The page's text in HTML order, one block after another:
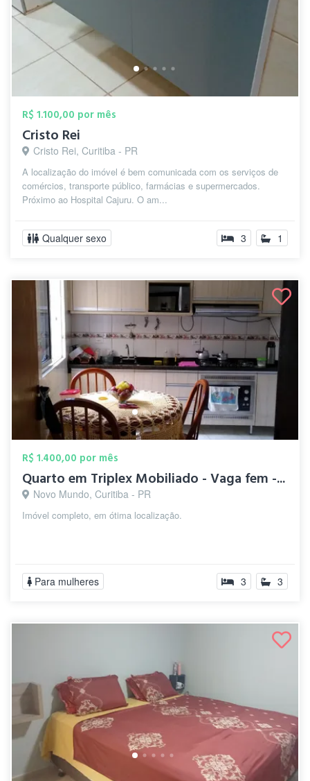
R$ 1.100,00 por mês
Cristo Rei
Cristo Rei, Curitiba - PR
A localização do imóvel é bem comunicada com os serviços de
comércios, transporte público, farmácias e supermercados.
Próximo ao Hospital Cajuru. O am...
Qualquer sexo 3 1
R$ 1.400,00 por mês
Quarto em Triplex Mobiliado - Vaga fem -...
Novo Mundo, Curitiba - PR
Imóvel completo, em ótima localização.
Para mulheres 3 3